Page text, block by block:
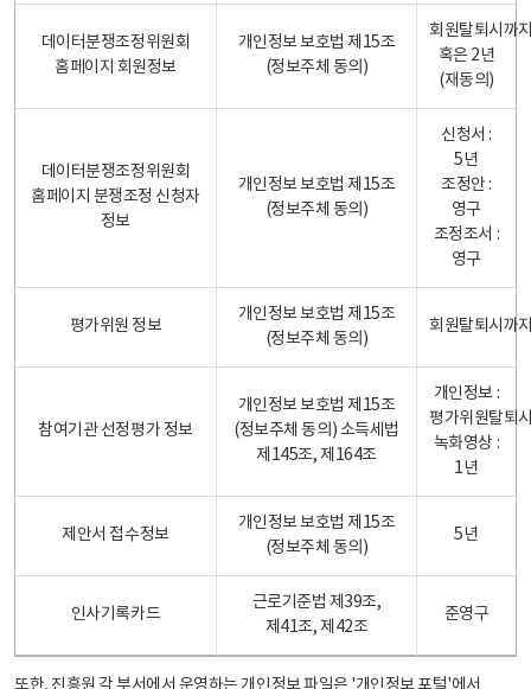
데이터분쟁조정위원회
홈페이지 회원정보
개인정보 보호법 제15조
(정보주체 동의)
회원탈퇴시까
혹은 2년
(재동의)
데이터분쟁조정위원회
홈페이지 분쟁조정 신청자
정보
개인정보 보호법 제15조
(정보주체 동의)
신청서 :
5년
조정안 :
영구
조정조서 :
영구
평가위원 정보
개인정보 보호법 제15조
(정보주체 동의)
회원탈퇴시까
참여기관 선정평가 정보
개인정보 보호법 제15조
(정보주체 동의) 소득세법
제145조, 제164조
개인정보 :
평가위원탈퇴
녹화영상 :
1년
제안서 접수정보
개인정보 보호법 제15조
(정보주체 동의)
5년
인사기록카드
근로기준법 제39조,
제41조, 제42조
준영구
또한, 진흥원 각 부서에서 운영하는 개인정보 파일은 '개인정보 포털'에서